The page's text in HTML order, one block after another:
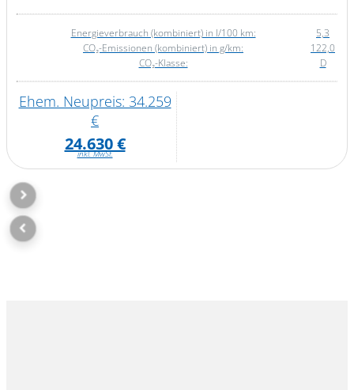
Energieverbrauch (kombiniert) in l/100 km:
5,3
CO₂-Emissionen (kombiniert) in g/km:
122,0
CO₂-Klasse:
D
Ehem. Neupreis: 34.259
€
24.630 €
inkl. MwSt.